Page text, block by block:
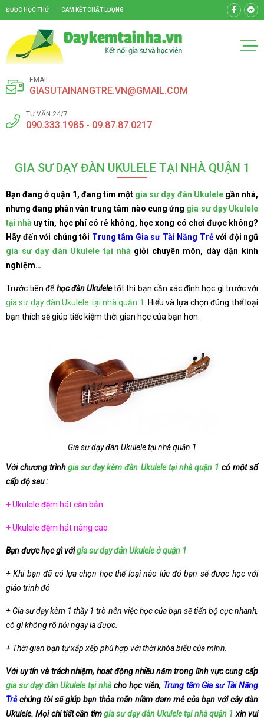
ĐƯỢC HỌC THỬ CAM KẾT CHẤT LƯỢNG
EMAIL
GIASUTAINANGTRE.VN@GMAIL.COM
TƯ VẤN 24/7
090.333.1985 - 09.87.87.0217
GIA SƯ DẠY ĐÀN UKULELE TẠI NHÀ QUẬN 1
Bạn đang ở quận 1, đang tìm một gia sư dạy đàn Ukulelegần nhà,
nhưng đang phân vân trung tâm nào cung ứng gia sư dạy Ukulele
tại nhà uy tín, học phí có rẻ không, học xong có chơi được không?
Hãy đến với chúng tôi Trung tâm Gia sư Tài Năng Trẻvới đội ngũ
gia sư dạy đàn Ukulele tại nhà giỏi chuyên môn, dày dặn kinh
nghiệm…
Trước tiên đểhọc đàn Ukuleletốt thì bạn cần xác định học gì trước với
gia sư dạy đàn Ukulele tại nhà quận 1
. Hiểu và lựa chọn đúng thể loại
bạn thích sẽ giúp tiếc kiệm thời gian học của bạn hơn.
Gia sư dạy đàn Ukulele tại nhà quận 1
Với chương trìnhgia sư dạy kèm đàn Ukulele tại nhà quận 1 có một số
cấp độ sau :
+ Ukulele đệm hát căn bản
+ Ukulele đệm hát nâng cao
Bạn được học gì vớigia sư dạy đản Ukulele ở quận 1
+ Khi bạn đã có lựa chọn học thể loại nào lúc đó bạn sẽ được học với
giáo trình đó
+ Gia sư dạy kèm 1 thầy 1 trò nên việc học của bạn sẽ tiến bộ cực nhanh,
có gì không rõ hỏi ngay là được.
+ Thời gian bạn tự xắp xếp phù hợp với thời khóa biểu của mình.
Với uy tín và trách nhiệm, hoạt động nhiều năm trong lĩnh vực cung cấp
gia sư dạy đàn Ukulele tại nhà cho học viên, Trung tâm Gia sư Tài Năng
Trẻchúng tôi sẽ giúp bạn thỏa mãn niềm đam mê của bạn với cây đàn
Ukulele. Mọi chi tiết cần tìmgia sư dạy đàn Ukulele tại nhà quận 1 xin vui